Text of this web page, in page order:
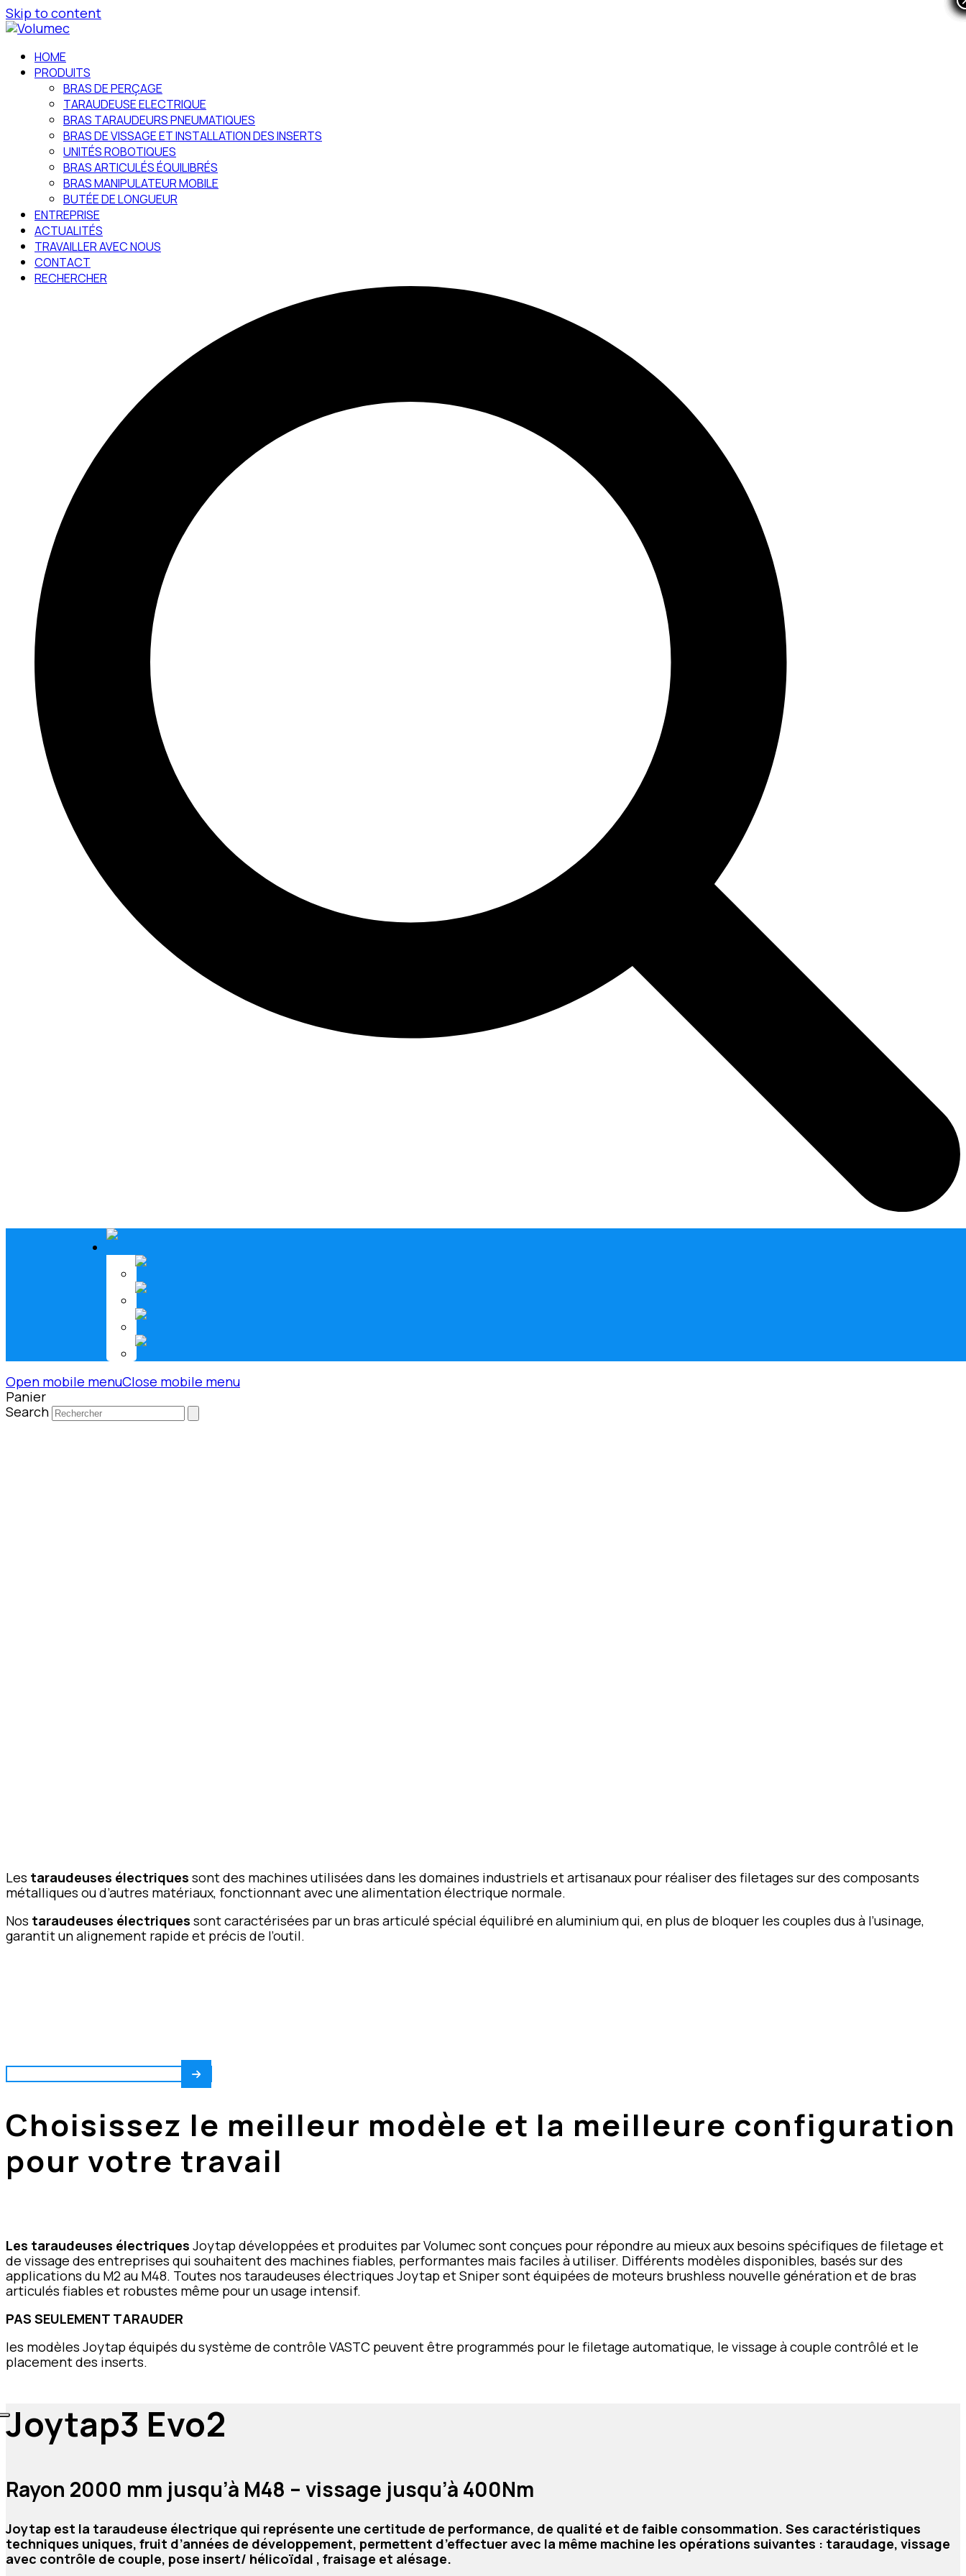
Skip to content
HOME
PRODUITS
BRAS DE PERÇAGE
TARAUDEUSE ELECTRIQUE
BRAS TARAUDEURS PNEUMATIQUES
BRAS DE VISSAGE ET INSTALLATION DES INSERTS
UNITÉS ROBOTIQUES
BRAS ARTICULÉS ÉQUILIBRÉS
BRAS MANIPULATEUR MOBILE
BUTÉE DE LONGUEUR
ENTREPRISE
ACTUALITÉS
TRAVAILLER AVEC NOUS
CONTACT
RECHERCHER
Open mobile menuClose mobile menu
Panier
Search
Les taraudeuses électriques sont des machines utilisées dans les domaines industriels et artisanaux pour réaliser des filetages sur des composants
métalliques ou d’autres matériaux, fonctionnant avec une alimentation électrique normale.
Nos taraudeuses électriques sont caractérisées par un bras articulé spécial équilibré en aluminium qui, en plus de bloquer les couples dus à l’usinage,
garantit un alignement rapide et précis de l’outil.
Choisissez le meilleur modèle et la meilleure configuration
pour votre travail
Les taraudeuses électriques Joytap développées et produites par Volumec sont conçues pour répondre au mieux aux besoins spécifiques de filetage et
de vissage des entreprises qui souhaitent des machines fiables, performantes mais faciles à utiliser. Différents modèles disponibles, basés sur des
applications du M2 au M48. Toutes nos taraudeuses électriques Joytap et Sniper sont équipées de moteurs brushless nouvelle génération et de bras
articulés fiables et robustes même pour un usage intensif.
PAS SEULEMENT TARAUDER
les modèles Joytap équipés du système de contrôle VASTC peuvent être programmés pour le filetage automatique, le vissage à couple contrôlé et le
placement des inserts.
Joytap3 Evo2
Rayon 2000 mm jusqu’à M48 – vissage jusqu’à 400Nm
Joytap est la taraudeuse électrique qui représente une certitude de performance, de qualité et de faible consommation. Ses caractéristiques
techniques uniques, fruit d’années de développement, permettent d’effectuer avec la même machine les opérations suivantes : taraudage, vissage
avec contrôle de couple, pose insert/ hélicoïdal , fraisage et alésage.